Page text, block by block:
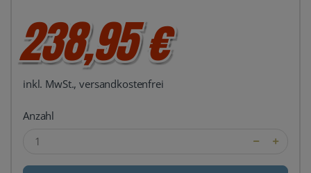
238,95 €
inkl. MwSt., versandkostenfrei
Anzahl